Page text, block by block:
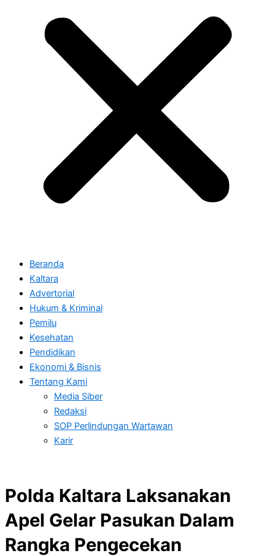
Beranda
Kaltara
Advertorial
Hukum & Kriminal
Pemilu
Kesehatan
Pendidikan
Ekonomi & Bisnis
Tentang Kami
Media Siber
Redaksi
SOP Perlindungan Wartawan
Karir
Polda Kaltara Laksanakan
Apel Gelar Pasukan Dalam
Rangka Pengecekan